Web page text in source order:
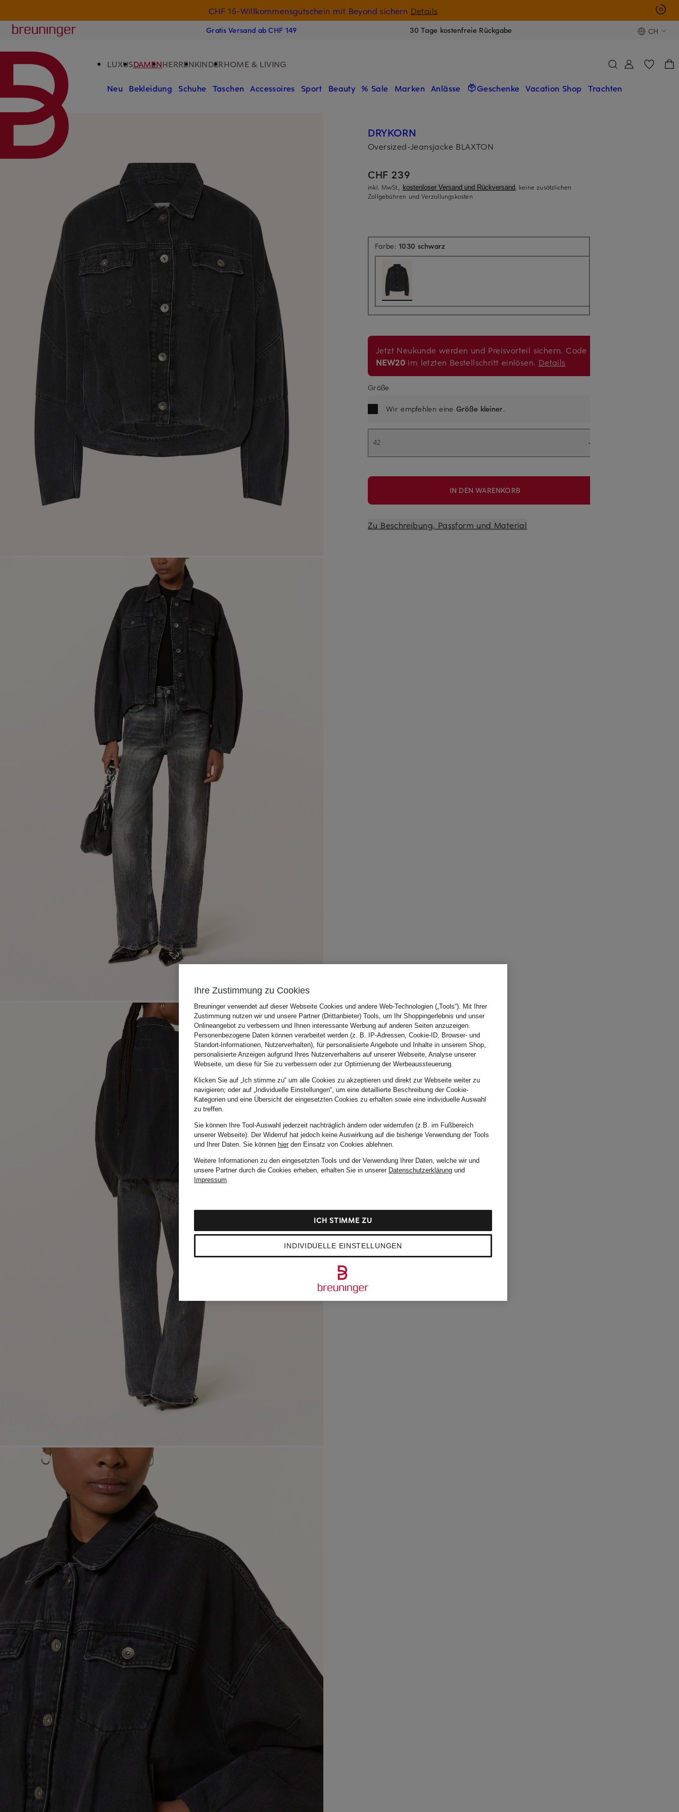
CHF 15-Willkommensgutschein mit Beyond sichern Details
Breuninger
Gratis Versand ab CHF 149 30 Tage kostenfreie Rückgabe CH
LUXUSDAMENHERRENKINDERHOME & LIVING
Neu Bekleidung Schuhe Taschen Accessoires Sport Beauty % Sale Marken Anlässe Geschenke Vacation Shop Trachten
DRYKORN
Oversized-Jeansjacke BLAXTON
CHF 239
inkl. MwSt., kostenloser Versand und Rückversand, keine zusätzlichen
Zollgebühren und Verzollungskosten
Farbe:1030 schwarz
Jetzt Neukunde werden und Preisvorteil sichern. Code
NEW20 im letzten Bestellschritt einlösen. Details
Größe
Wir empfehlen eine Größe kleiner.
42
IN DEN WARENKORB
Zu Beschreibung, Passform und Material
Ihre Zustimmung zu Cookies
Breuninger verwendet auf dieser Webseite Cookies und andere Web-Technologien („Tools“). Mit Ihrer
Zustimmung nutzen wir und unsere Partner (Drittanbieter) Tools, um Ihr Shoppingerlebnis und unser
Onlineangebot zu verbessern und Ihnen interessante Werbung auf anderen Seiten anzuzeigen.
Personenbezogene Daten können verarbeitet werden (z. B. IP-Adressen, Cookie-ID, Browser- und
Standort-Informationen, Nutzerverhalten), für personalisierte Angebote und Inhalte in unserem Shop,
personalisierte Anzeigen aufgrund Ihres Nutzerverhaltens auf unserer Webseite, Analyse unserer
Webseite, um diese für Sie zu verbessern oder zur Optimierung der Werbeaussteuerung.
Klicken Sie auf „Ich stimme zu“ um alle Cookies zu akzeptieren und direkt zur Webseite weiter zu
navigieren; oder auf „Individuelle Einstellungen“, um eine detaillierte Beschreibung der Cookie-
Kategorien und eine Übersicht der eingesetzten Cookies zu erhalten sowie eine individuelle Auswahl
zu treffen.
Sie können Ihre Tool-Auswahl jederzeit nachträglich ändern oder widerrufen (z.B. im Fußbereich
unserer Webseite). Der Widerruf hat jedoch keine Auswirkung auf die bisherige Verwendung der Tools
und Ihrer Daten. Sie können hierden Einsatz von Cookies ablehnen.
Weitere Informationen zu den eingesetzten Tools und der Verwendung Ihrer Daten, welche wir und
unsere Partner durch die Cookies erheben, erhalten Sie in unserer Datenschutzerklärung und
Impressum.
INDIVIDUELLE EINSTELLUNGEN
ICH STIMME ZU